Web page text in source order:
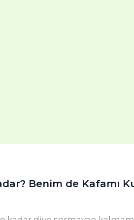
Benim de Kafamı